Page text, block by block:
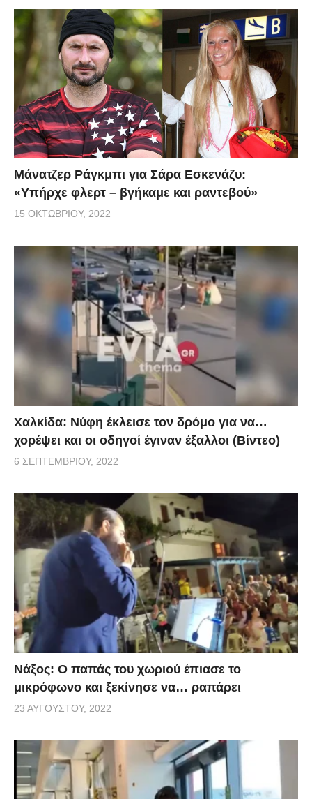
Μάνατζερ Ράγκμπι για Σάρα Εσκενάζυ:
«Υπήρχε φλερτ – βγήκαμε και ραντεβού»
15 ΟΚΤΩΒΡΊΟΥ, 2022
Χαλκίδα: Νύφη έκλεισε τον δρόμο για να…
χορέψει και οι οδηγοί έγιναν έξαλλοι (Βίντεο)
6 ΣΕΠΤΕΜΒΡΊΟΥ, 2022
Νάξος: Ο παπάς του χωριού έπιασε το
μικρόφωνο και ξεκίνησε να… ραπάρει
23 ΑΥΓΟΎΣΤΟΥ, 2022